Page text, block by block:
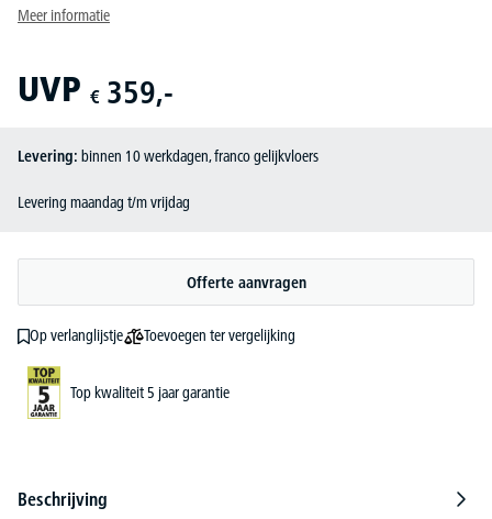
Meer informatie
UVP € 359,-
Levering: binnen 10 werkdagen, franco gelijkvloers
Levering maandag t/m vrijdag
Offerte aanvragen
Op verlanglijstje Toevoegen ter vergelijking
Top kwaliteit 5 jaar garantie
Beschrijving